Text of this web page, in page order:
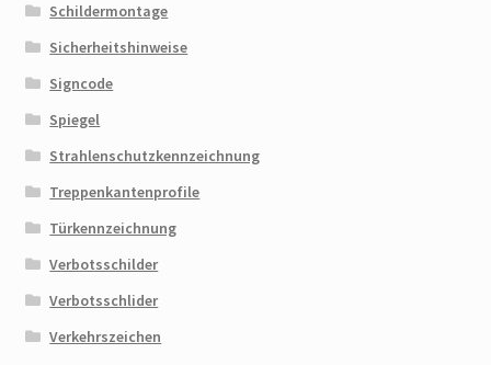
Schildermontage
Sicherheitshinweise
Signcode
Spiegel
Strahlenschutzkennzeichnung
Treppenkantenprofile
Türkennzeichnung
Verbotsschilder
Verbotsschlider
Verkehrszeichen